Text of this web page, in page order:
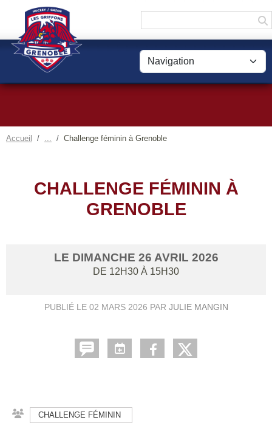
Accueil Challenge féminin à Grenoble
CHALLENGE FÉMININ À
GRENOBLE
LE DIMANCHE 26 AVRIL 2026
DE 12H30 À 15H30
PUBLIÉ LE 02 MARS 2026 PAR JULIE MANGIN
CHALLENGE FÉMININ
Panneau de gestion des cookies